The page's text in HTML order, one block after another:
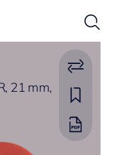
21 mm,